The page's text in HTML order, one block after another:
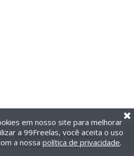
Todos os direitos reservados.
| Política de privacidade
em nosso site para melhorar
a 99Freelas, você aceita o uso
a nossa política de privacidade.